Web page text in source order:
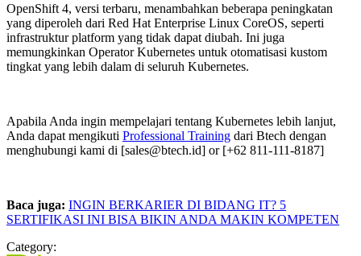
OpenShift 4, versi terbaru, menambahkan beberapa peningkatan
yang diperoleh dari Red Hat Enterprise Linux CoreOS, seperti
infrastruktur platform yang tidak dapat diubah. Ini juga
memungkinkan Operator Kubernetes untuk otomatisasi kustom
tingkat yang lebih dalam di seluruh Kubernetes.
Apabila Anda ingin mempelajari tentang Kubernetes lebih lanjut,
Anda dapat mengikuti Professional Training dari Btech dengan
menghubungi kami di [sales@btech.id] or [+62 811-111-8187]
Baca juga: INGIN BERKARIER DI BIDANG IT? 5
SERTIFIKASI INI BISA BIKIN ANDA MAKIN KOMPETEN
Category: